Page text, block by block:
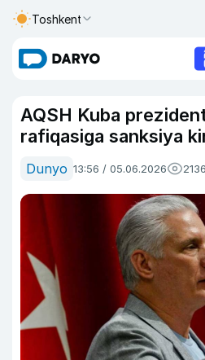
Toshkent
AQSH Kuba
rafiqasiga sanksiya
Dunyo 13:56 / 05.06.2026 2136